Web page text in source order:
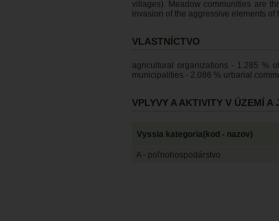
villages). Meadow communities are
invasion of the aggressive elements
VLASTNÍCTVO
agricultural organizations - 1.285 %
municipalities - 2.086 % urbarial
VPLYVY A AKTIVITY V ÚZEMÍ
Vyssia kategoria(kod - nazov)
A - poľnohospodárstvo